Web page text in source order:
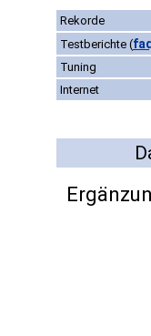
Rekorde
Testberichte (
Tuning
Internet